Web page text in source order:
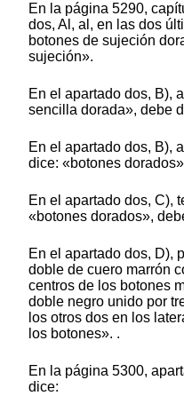
En la página 5290,
dos, Al, al, en las dos
botones de sujeción
sujeción».
En el apartado dos, B),
sencilla dorada», debe
En el apartado dos, B),
dice: «botones
En el apartado dos, C),
«botones dorados»,
En el apartado dos, D),
doble de cuero marrón
centros de los botones
doble negro unido por
los otros dos en los
los botones». .
En la página 5300,
dice: